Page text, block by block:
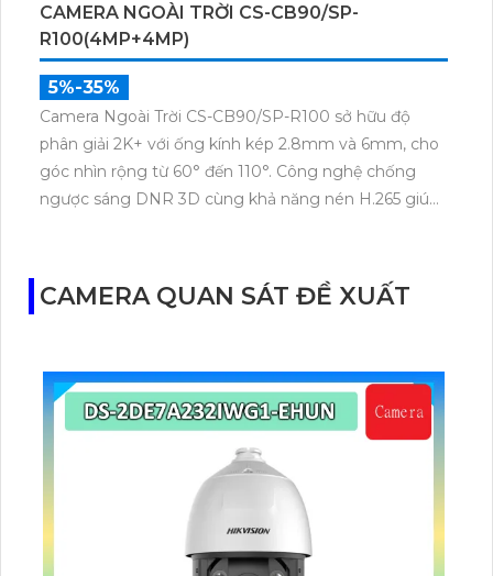
CAMERA NGOÀI TRỜI CS-CB90/SP-
R100(4MP+4MP)
5%-35%
Camera Ngoài Trời CS-CB90/SP-R100 sở hữu độ
phân giải 2K+ với ống kính kép 2.8mm và 6mm, cho
góc nhìn rộng từ 60° đến 110°. Công nghệ chống
ngược sáng DNR 3D cùng khả năng nén H.265 giúp
10.400mAh và hỗ trợ kết nối Wi-Fi 6.
CAMERA QUAN SÁT ĐỀ XUẤT